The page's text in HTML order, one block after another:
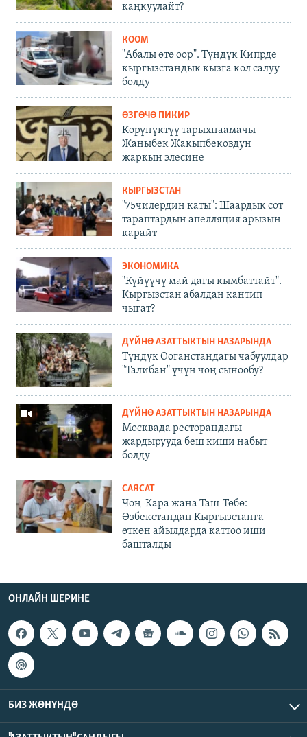
каңкуулайт?
КООМ
"Абалы өтө оор". Түндүк Кипрде
кыргызстандык кызга кол салуу
болду
ӨЗГӨЧӨ ПИКИР
Көрүнүктүү тарыхнаамачы
Жаныбек Жакыпбековдун
жаркын элесине
КЫРГЫЗСТАН
"75чилердин каты": Шаардык сот
тараптардын апелляция арызын
карайт
ЭКОНОМИКА
"Күйүүчү май дагы кымбаттайт".
Кыргызстан абалдан кантип
чыгат?
ДҮЙНӨ АЗАТТЫКТЫН НАЗАРЫНДА
Түндүк Ооганстандагы чабуулдар
"Талибан" үчүн чоң сынообу?
ДҮЙНӨ АЗАТТЫКТЫН НАЗАРЫНДА
Москвада ресторандагы
жардырууда беш киши набыт
болду
САЯСАТ
Чоң-Кара жана Таш-Төбө:
Өзбекстандан Кыргызстанга
өткөн айылдарда каттоо иши
башталды
ОНЛАЙН ШЕРИНЕ
БИЗ ЖӨНҮНДӨ